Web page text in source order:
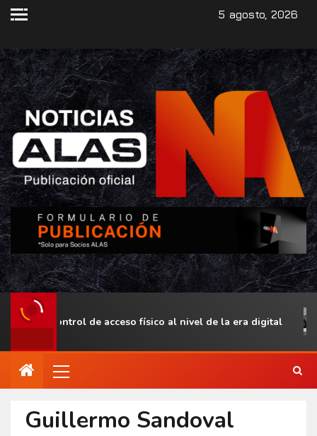
5 agosto, 2026
el control de acceso físico al nivel de la era digital
Guillermo Sandoval